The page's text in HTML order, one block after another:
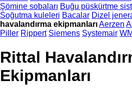
Şömine sobaları Buğu püskürtme
Soğutma kuleleri Bacalar Dizel
havalandırma ekipmanlarıAerzen
Piller Rippert Siemens Systemair
Rittal
Ekipmanları